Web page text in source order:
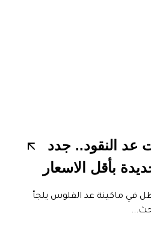
عد النقود.. جدد
بأقل الاسعار
في ماكينة عد الفلوس يلجأ